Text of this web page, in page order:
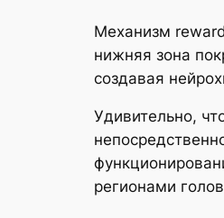
Механизм
нижняя зона
создавая
Удивительно,
регионами